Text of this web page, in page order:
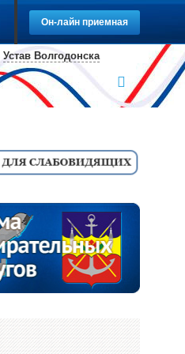
Устав Волгодонска
Он-лайн приемная